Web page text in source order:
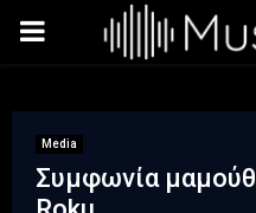
PRIMARY
Media
Συμφωνία